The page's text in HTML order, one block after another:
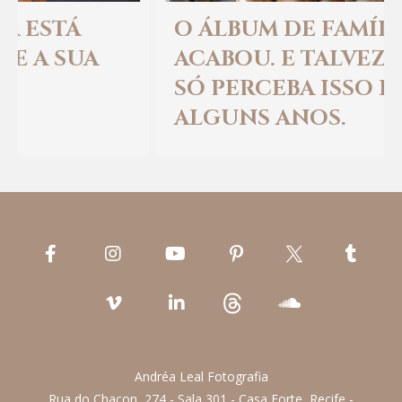
O ÁLBUM DE FAMÍLIA
ACABOU. E TALVEZ A GENTE
SÓ PERCEBA ISSO DAQUI A
ALGUNS ANOS.
Andréa Leal Fotografia